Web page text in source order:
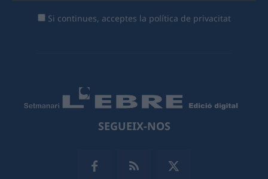
Si continues, acceptes la política de privacitat
SEGUEIX-NOS